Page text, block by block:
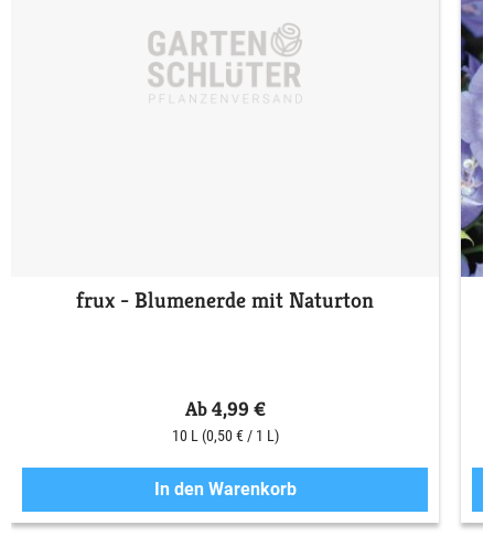
frux - Blumenerde mit Naturton
Ab 4,99 €
10 L (0,50 € / 1 L)
In den Warenkorb